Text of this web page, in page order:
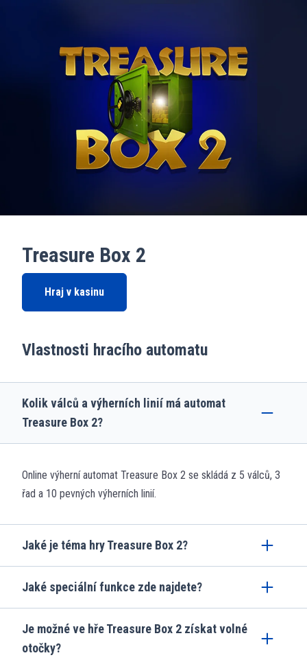
Treasure Box 2
Hraj v kasinu
Vlastnosti hracího automatu
Kolik válců a výherních linií má automat
Treasure Box 2?
Online výherní automat Treasure Box 2 se skládá z 5 válců, 3
řad a 10 pevných výherních linií.
Jaké je téma hry Treasure Box 2?
Jaké speciální funkce zde najdete?
Je možné ve hře Treasure Box 2 získat volné
otočky?